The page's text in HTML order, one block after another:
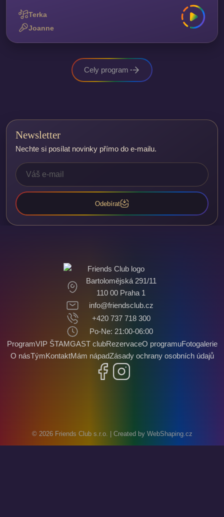
Terka
Joanne
Cely program
Newsletter
Nechte si posílat novinky přímo do e-mailu.
Odebírat
Bartolomějská 291/11
110 00 Praha 1
info@friendsclub.cz
+420 737 718 300
Po-Ne: 21:00-06:00
ProgramVIP ŠTAMGAST clubRezervaceO programuFotogalerie
O násTýmKontaktMám nápadZásady ochrany osobních údajů
Facebook
© 2026 Friends Club s.r.o. | Created by WebShaping.cz